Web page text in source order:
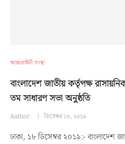
আন্তঃবাহিনী সংস্থা
বাংলাদেশ জাতীয় কর্তৃপক্ষ
তম সাধারণ সভা অনুষ্ঠতি
Author: ডিসেম্বর ১৮, ২০১৯
ঢাকা, ১৮ ডিসেম্বর ২০১৯:- বাংলাদেশ